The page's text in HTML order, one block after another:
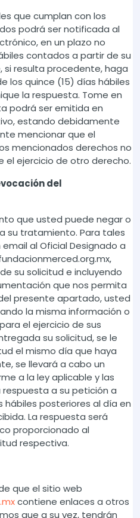
que cumplan con los
podrá ser notificada al
en un plazo no
contados a partir de su
resulta procedente, haga
los quince (15) días hábiles
la respuesta. Tome en
podrá ser emitida en
estando debidamente
mencionar que el
mencionados derechos no
el ejercicio de otro derecho.
del
que usted puede negar o
su tratamiento. Para tales
al Oficial Designado a
su solicitud e incluyendo
que nos permita
presente apartado, usted
la misma información o
el ejercicio de sus
su solicitud, se le
el mismo día que haya
se llevará a cabo un
a la ley aplicable y las
a su petición a
posteriores al día en
La respuesta será
proporcionado al
respectiva.
que el sitio web
contiene enlaces a otros
que a su vez, tendrán